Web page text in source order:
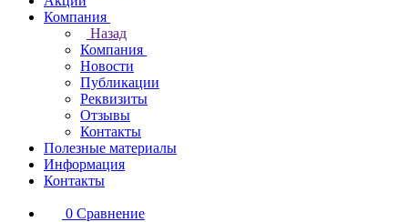
Компания
Назад
Компания
Новости
Публикации
Реквизиты
Отзывы
Контакты
Полезные материалы
Информация
Контакты
0 Сравнение